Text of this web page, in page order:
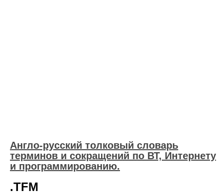
Англо-русский толковый словарь
терминов и сокращений по ВТ, Интернету
и программированию.
.TFM